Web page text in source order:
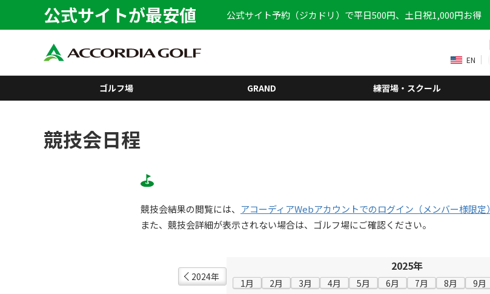
公式サイトが最安値 公式サイト予約（ジカドリ）で平日500円、土日祝1,000円お得
EN
ゴルフ場 GRAND 練習場・スクール
競技会日程
競技会結果の閲覧には、 アコーディアWebアカウントでのログイン（メンバー様限定）
また、競技会詳細が表示されない場合は、ゴルフ場にご確認ください。
2024年
2025年
1月 2月 3月 4月 5月 6月 7月 8月 9月